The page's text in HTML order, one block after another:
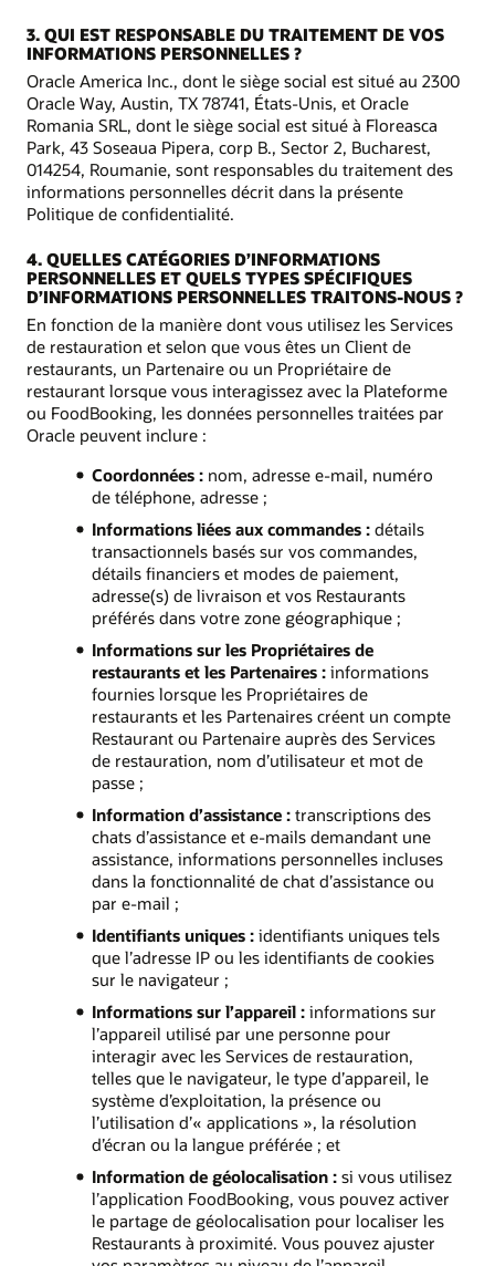
3. QUI EST RESPONSABLE DU TRAITEMENT DE VOS
INFORMATIONS PERSONNELLES ?
Oracle America Inc., dont le siège social est situé au 2300
Oracle Way, Austin, TX 78741, États‑Unis, et Oracle
Romania SRL, dont le siège social est situé à Floreasca
Park, 43 Soseaua Pipera, corp B., Sector 2, Bucharest,
014254, Roumanie, sont responsables du traitement des
informations personnelles décrit dans la présente
Politique de confidentialité.
4. QUELLES CATÉGORIES D’INFORMATIONS
PERSONNELLES ET QUELS TYPES SPÉCIFIQUES
D’INFORMATIONS PERSONNELLES TRAITONS-NOUS ?
En fonction de la manière dont vous utilisez les Services
de restauration et selon que vous êtes un Client de
restaurants, un Partenaire ou un Propriétaire de
restaurant lorsque vous interagissez avec la Plateforme
ou FoodBooking, les données personnelles traitées par
Oracle peuvent inclure :
Coordonnées : nom, adresse e-mail, numéro
de téléphone, adresse ;
Informations liées aux commandes :détails
transactionnels basés sur vos commandes,
détails financiers et modes de paiement,
adresse(s) de livraison et vos Restaurants
préférés dans votre zone géographique ;
Informations sur les Propriétaires de
restaurants et les Partenaires :informations
fournies lorsque les Propriétaires de
restaurants et les Partenaires créent un compte
Restaurant ou Partenaire auprès des Services
de restauration, nom d’utilisateur et mot de
passe ;
Information d’assistance : transcriptions des
chats d’assistance et e-mails demandant une
assistance, informations personnelles incluses
dans la fonctionnalité de chat d’assistance ou
par e-mail ;
Identifiants uniques :identifiants uniques tels
que l’adresse IP ou les identifiants de cookies
sur le navigateur ;
Informations sur l’appareil :informations sur
l’appareil utilisé par une personne pour
interagir avec les Services de restauration,
telles que le navigateur, le type d’appareil, le
système d’exploitation, la présence ou
l’utilisation d’« applications », la résolution
d’écran ou la langue préférée ; et
Information de géolocalisation :si vous utilisez
l’application FoodBooking, vous pouvez activer
le partage de géolocalisation pour localiser les
Restaurants à proximité. Vous pouvez ajuster